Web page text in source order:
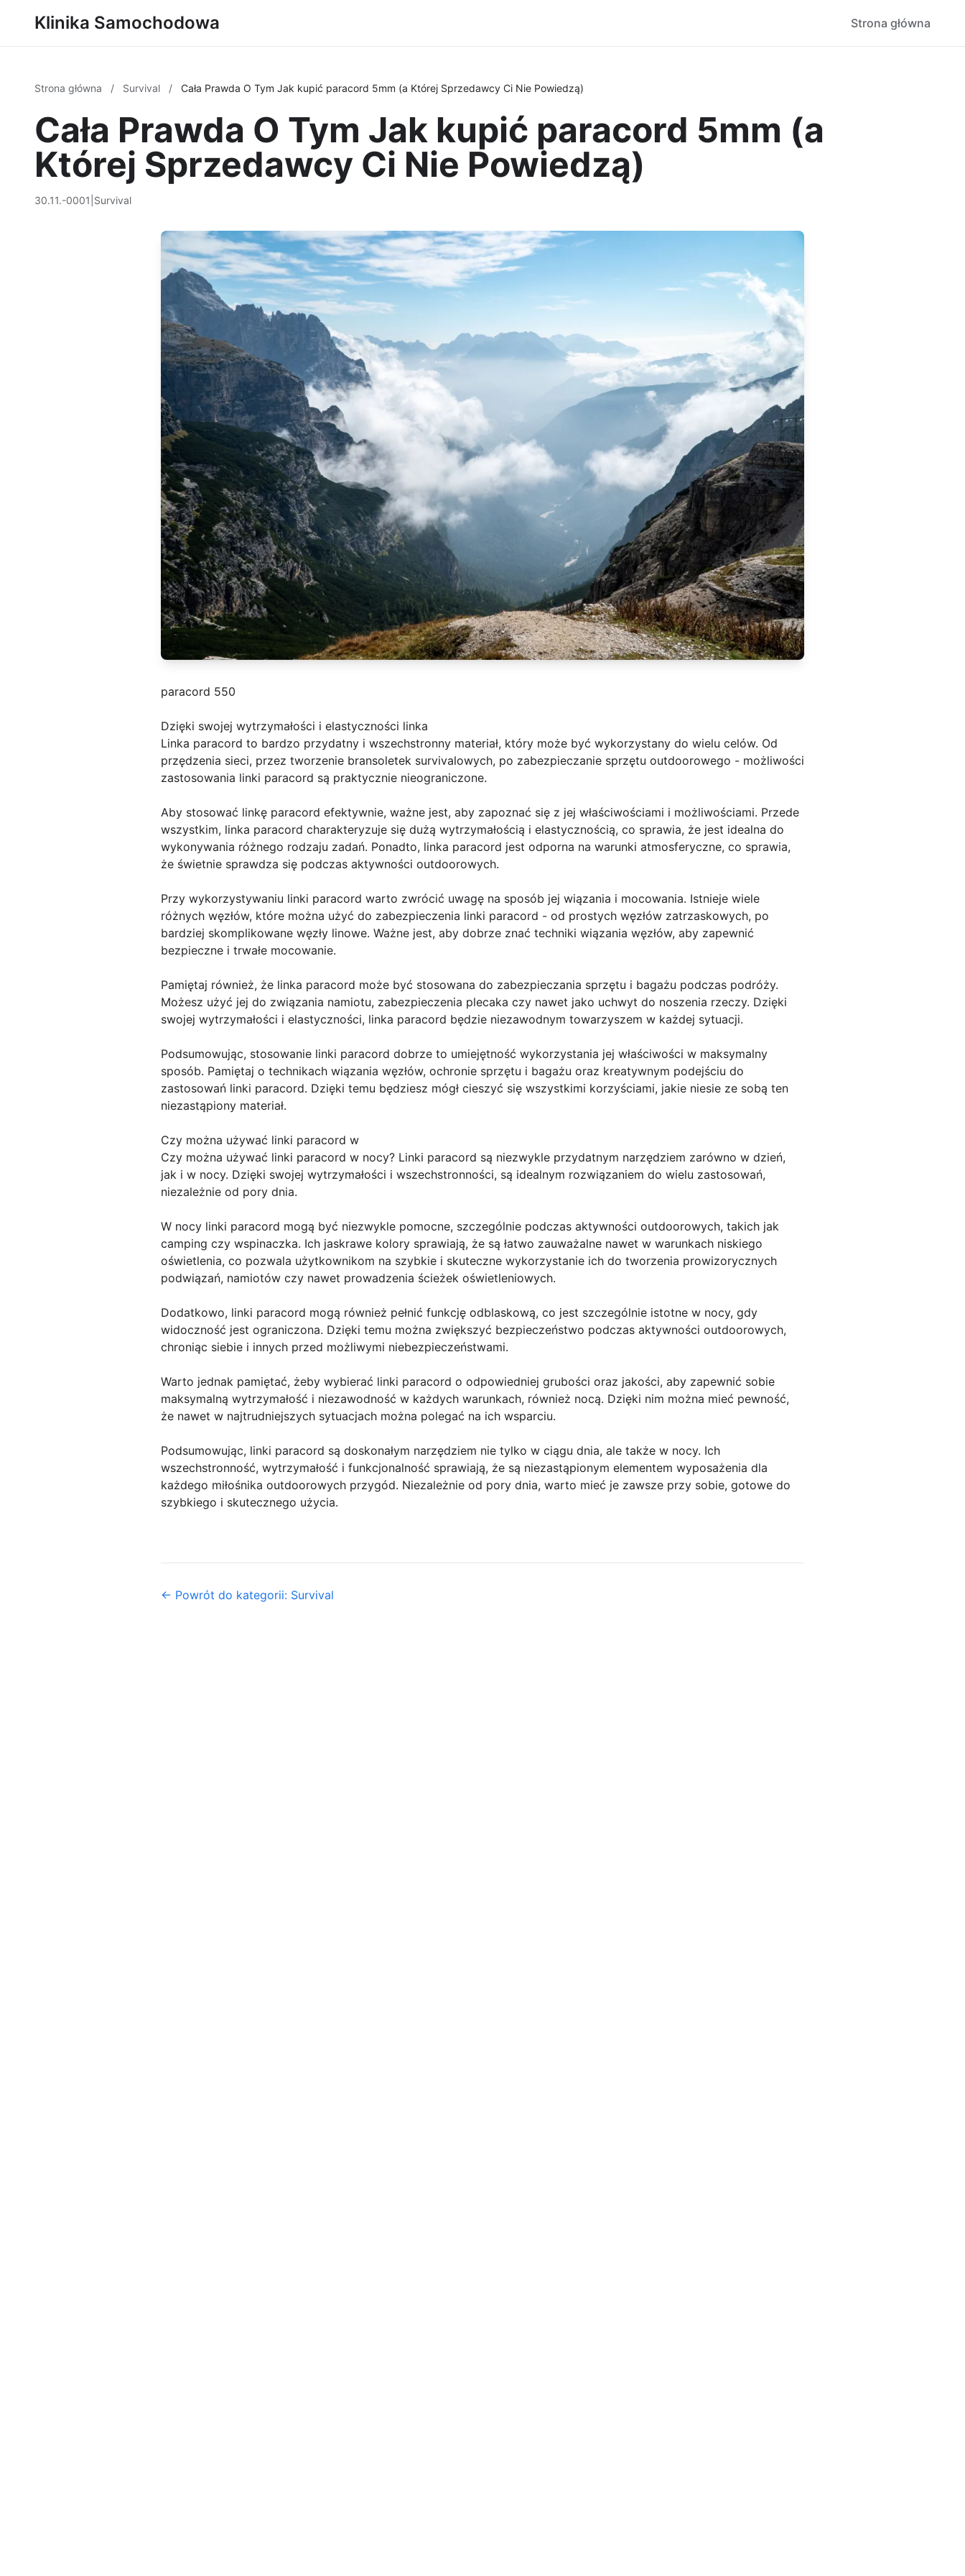
Klinika Samochodowa Strona główna
Strona główna / Survival / Cała Prawda O Tym Jak kupić paracord 5mm (a Której Sprzedawcy Ci Nie Powiedzą)
Cała Prawda O Tym Jak kupić paracord 5mm (a
Której Sprzedawcy Ci Nie Powiedzą)
30.11.-0001 Survival
paracord 550
Dzięki swojej wytrzymałości i elastyczności linka
Linka paracord to bardzo przydatny i wszechstronny materiał, który może być wykorzystany do wielu celów. Od
przędzenia sieci, przez tworzenie bransoletek survivalowych, po zabezpieczanie sprzętu outdoorowego - możliwości
zastosowania linki paracord są praktycznie nieograniczone.
Aby stosować linkę paracord efektywnie, ważne jest, aby zapoznać się z jej właściwościami i możliwościami. Przede
wszystkim, linka paracord charakteryzuje się dużą wytrzymałością i elastycznością, co sprawia, że jest idealna do
wykonywania różnego rodzaju zadań. Ponadto, linka paracord jest odporna na warunki atmosferyczne, co sprawia,
że świetnie sprawdza się podczas aktywności outdoorowych.
Przy wykorzystywaniu linki paracord warto zwrócić uwagę na sposób jej wiązania i mocowania. Istnieje wiele
różnych węzłów, które można użyć do zabezpieczenia linki paracord - od prostych węzłów zatrzaskowych, po
bardziej skomplikowane węzły linowe. Ważne jest, aby dobrze znać techniki wiązania węzłów, aby zapewnić
bezpieczne i trwałe mocowanie.
Pamiętaj również, że linka paracord może być stosowana do zabezpieczania sprzętu i bagażu podczas podróży.
Możesz użyć jej do związania namiotu, zabezpieczenia plecaka czy nawet jako uchwyt do noszenia rzeczy. Dzięki
swojej wytrzymałości i elastyczności, linka paracord będzie niezawodnym towarzyszem w każdej sytuacji.
Podsumowując, stosowanie linki paracord dobrze to umiejętność wykorzystania jej właściwości w maksymalny
sposób. Pamiętaj o technikach wiązania węzłów, ochronie sprzętu i bagażu oraz kreatywnym podejściu do
zastosowań linki paracord. Dzięki temu będziesz mógł cieszyć się wszystkimi korzyściami, jakie niesie ze sobą ten
niezastąpiony materiał.
Czy można używać linki paracord w
Czy można używać linki paracord w nocy? Linki paracord są niezwykle przydatnym narzędziem zarówno w dzień,
jak i w nocy. Dzięki swojej wytrzymałości i wszechstronności, są idealnym rozwiązaniem do wielu zastosowań,
niezależnie od pory dnia.
W nocy linki paracord mogą być niezwykle pomocne, szczególnie podczas aktywności outdoorowych, takich jak
camping czy wspinaczka. Ich jaskrawe kolory sprawiają, że są łatwo zauważalne nawet w warunkach niskiego
oświetlenia, co pozwala użytkownikom na szybkie i skuteczne wykorzystanie ich do tworzenia prowizorycznych
podwiązań, namiotów czy nawet prowadzenia ścieżek oświetleniowych.
Dodatkowo, linki paracord mogą również pełnić funkcję odblaskową, co jest szczególnie istotne w nocy, gdy
widoczność jest ograniczona. Dzięki temu można zwiększyć bezpieczeństwo podczas aktywności outdoorowych,
chroniąc siebie i innych przed możliwymi niebezpieczeństwami.
Warto jednak pamiętać, żeby wybierać linki paracord o odpowiedniej grubości oraz jakości, aby zapewnić sobie
maksymalną wytrzymałość i niezawodność w każdych warunkach, również nocą. Dzięki nim można mieć pewność,
że nawet w najtrudniejszych sytuacjach można polegać na ich wsparciu.
Podsumowując, linki paracord są doskonałym narzędziem nie tylko w ciągu dnia, ale także w nocy. Ich
wszechstronność, wytrzymałość i funkcjonalność sprawiają, że są niezastąpionym elementem wyposażenia dla
każdego miłośnika outdoorowych przygód. Niezależnie od pory dnia, warto mieć je zawsze przy sobie, gotowe do
szybkiego i skutecznego użycia.
← Powrót do kategorii: Survival